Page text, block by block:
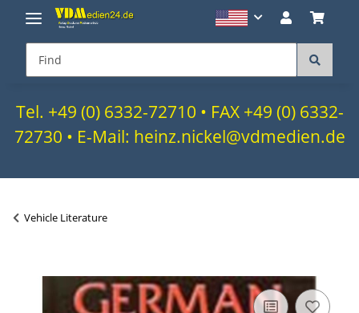
Tel. +49 (0) 6332-72710 • FAX +49 (0) 6332-
72730 • E-Mail: heinz.nickel@vdmedien.de
Vehicle Literature